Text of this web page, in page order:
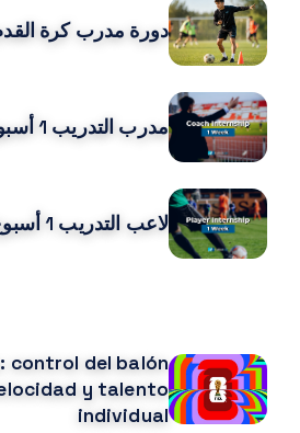
دورة مدرب كرة
مدرب التدريب 1 أسبوع
لاعب التدريب 1 أسبوع
control del balón
y talento
individual